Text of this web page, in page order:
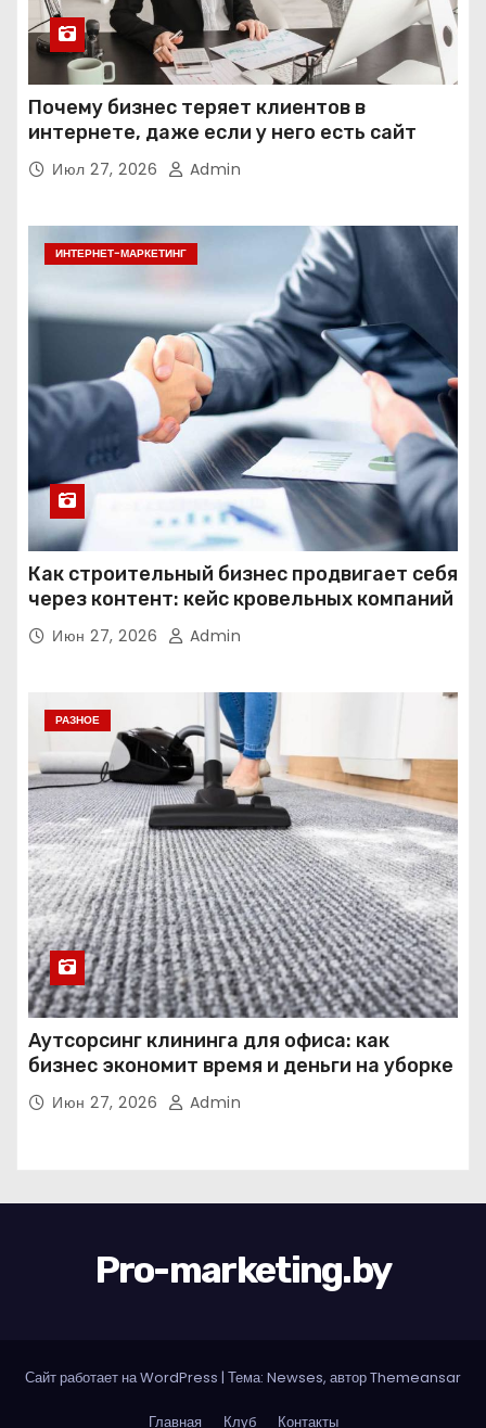
Почему бизнес теряет клиентов в
интернете, даже если у него есть сайт
Июл 27, 2026 Admin
ИНТЕРНЕТ-МАРКЕТИНГ
Как строительный бизнес продвигает себя
через контент: кейс кровельных компаний
Июн 27, 2026 Admin
РАЗНОЕ
Аутсорсинг клининга для офиса: как
бизнес экономит время и деньги на уборке
Июн 27, 2026 Admin
Pro-marketing.by
Сайт работает на WordPress | Тема: Newses, авторThemeansar
Главная Клуб Контакты